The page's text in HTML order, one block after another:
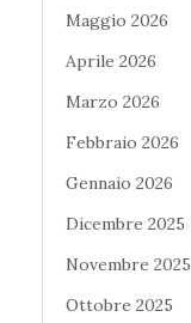
Maggio 2026
Aprile 2026
Marzo 2026
Febbraio 2026
Gennaio 2026
Dicembre 2025
Novembre 2025
Ottobre 2025